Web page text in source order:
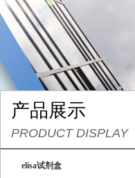
产品展示
PRODUCT DISPLAY
elisa试剂盒